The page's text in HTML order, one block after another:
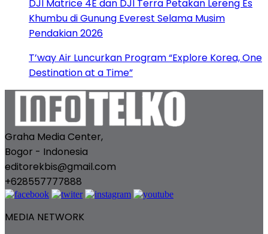
DJI Matrice 4E dan DJI Terra Petakan Lereng Es
Khumbu di Gunung Everest Selama Musim
Pendakian 2026
T’way Air Luncurkan Program “Explore Korea, One
Destination at a Time”
Graha Media Center,
Bogor - Indonesia
editorekbis@gmail.com
+628557777888
MEDIA NETWORK